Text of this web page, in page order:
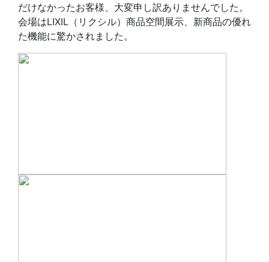
だけなかったお客様、大変申し訳ありませんでした。
会場はLIXIL（リクシル）商品空間展示、新商品の優れ
た機能に驚かされました。